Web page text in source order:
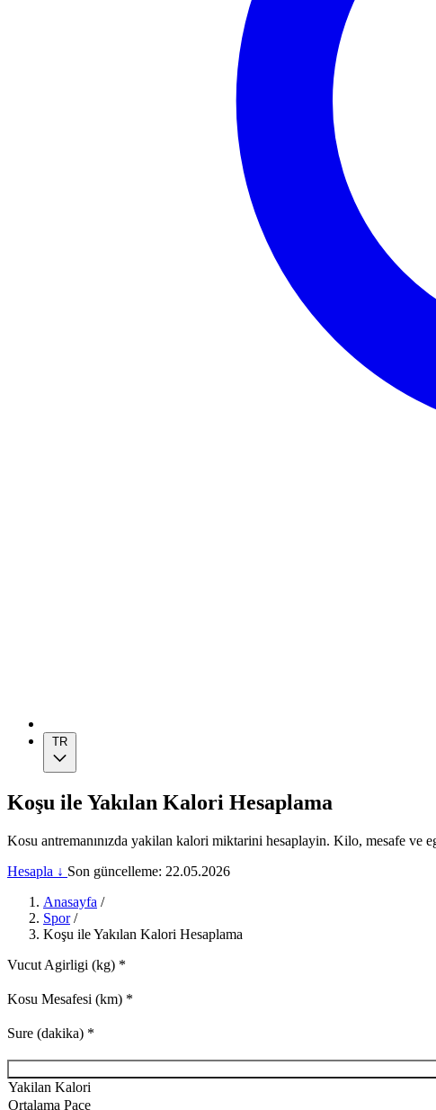
TR
Koşu ile Yakılan Kalori Hesaplama
Kosu antremanınızda yakilan kalori miktarini hesaplayin. Kilo, mesafe ve
Hesapla ↓ Son güncelleme: 22.05.2026
Anasayfa /
Spor /
Koşu ile Yakılan Kalori Hesaplama
Vucut Agirligi (kg) *
Kosu Mesafesi (km) *
Sure (dakika) *
Yakilan Kalori
Ortalama Pace